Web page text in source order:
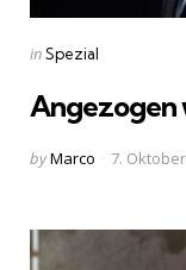
Categories
Posted
inSpezial
Angezogen
Posted
byMarco 7.